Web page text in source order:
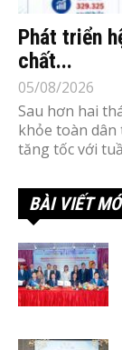
Phát triển
chất...
05/08/2026
Sau hơn hai
khỏe toàn dân
tăng tốc với
BÀI VIẾT